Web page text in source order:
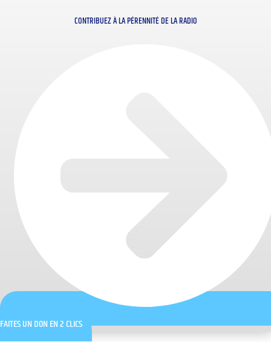
CONTRIBUEZ À LA PÉRENNITÉ DE LA RADIO
FAITES UN DON EN 2 CLICS